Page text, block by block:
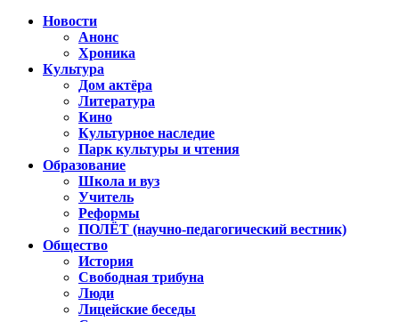
Новости
Анонс
Хроника
Культура
Дом актёра
Литература
Кино
Культурное наследие
Парк культуры и чтения
Образование
Школа и вуз
Учитель
Реформы
ПОЛЁТ (научно-педагогический вестник)
Общество
История
Свободная трибуна
Люди
Лицейские беседы